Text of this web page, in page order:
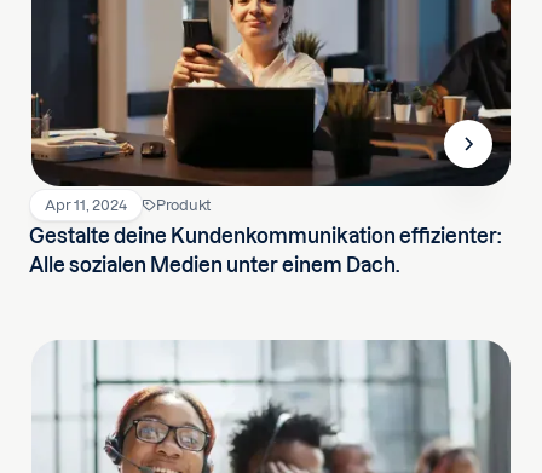
Apr 11, 2024 Produkt
Gestalte deine Kundenkommunikation effizienter:
Alle sozialen Medien unter einem Dach.